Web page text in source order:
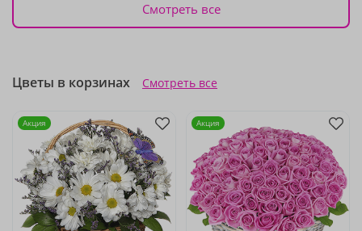
Смотреть все
Цветы в корзинах Смотреть все
Акция Акция